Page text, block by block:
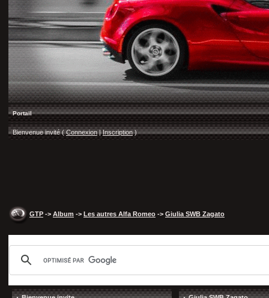
Portail
Bienvenue invité ( Connexion |Inscription)
GTP -> Album -> Les autres Alfa Romeo -> Giulia SWB Zagato